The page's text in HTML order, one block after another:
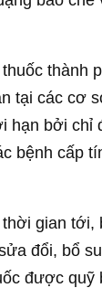
thành
tại các cơ
hạn bởi chỉ
bệnh cấp
gian tới,
đổi, bổ
được quỹ